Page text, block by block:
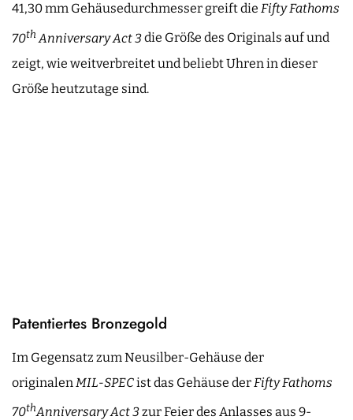
41,30 mm Gehäusedurchmesser greift die Fifty Fathoms
70th Anniversary Act 3die Größe des Originals auf und
zeigt, wie weitverbreitet und beliebt Uhren in dieser
Größe heutzutage sind.
Patentiertes Bronzegold
Im Gegensatz zum Neusilber-Gehäuse der
originalen MIL-SPECist das Gehäuse der Fifty Fathoms
70thAnniversary Act 3zur Feier des Anlasses aus 9-